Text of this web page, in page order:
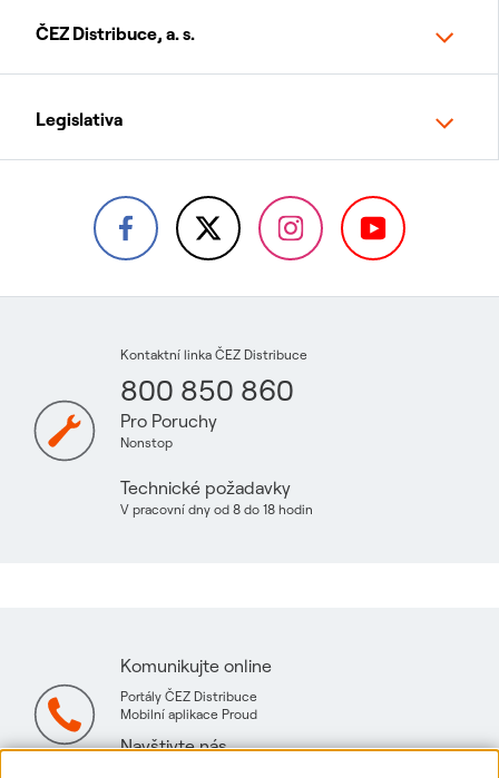
ČEZ Distribuce, a. s.
Legislativa
Kontaktní linka ČEZ Distribuce
800 850 860
Pro Poruchy
Nonstop
Technické požadavky
V pracovní dny od 8 do 18 hodin
Komunikujte online
Portály ČEZ Distribuce
Mobilní aplikace Proud
Navštivte nás